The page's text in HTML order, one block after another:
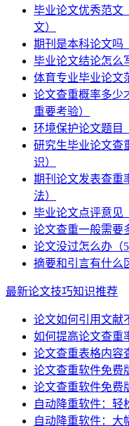
毕业论文优秀范文
文）
期刊是本科论文吗
毕业论文结论怎么
体育专业毕业论文
论文查重概率多少
重要考验）
环境保护论文题目
研究生毕业论文查
识）
期刊论文发表查重
法）
毕业论文点评意见
论文查重一般需要
论文没过怎么办（
摘要和引言有什么
最新论文技巧知识推荐
论文如何引用文献
如何提高论文查重
论文查重表格内容
论文查重软件免费
论文查重软件免费
自动降重软件：轻
自动降重软件：大